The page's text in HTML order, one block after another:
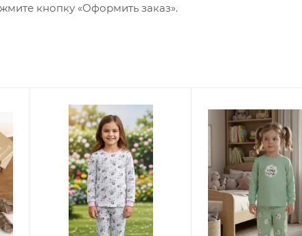
кнопку «Оформить заказ».